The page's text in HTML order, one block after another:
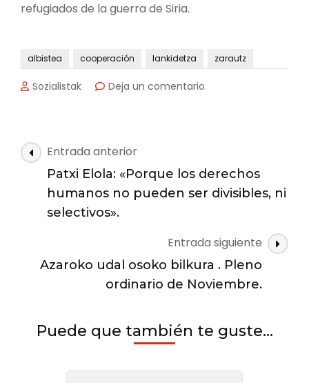
refugiados de la guerra de Siria.
albistea cooperación lankidetza zarautz
Sozialistak Deja un comentario
para
proyectos
de
Navegación
de
entradas
Entrada anterior
Patxi Elola: «Porque los derechos
humanos no pueden ser divisibles, ni
selectivos».
Entrada siguiente
Azaroko udal osoko bilkura . Pleno
ordinario de Noviembre.
Puede que también te guste...